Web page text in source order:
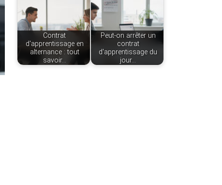
Contrat
d'apprentissage en
alternance : tout
savoir…
Peut-on arrêter un
contrat
d'apprentissage du
jour…